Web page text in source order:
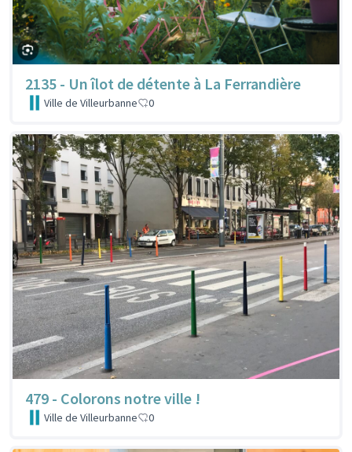
2135 - Un îlot de détente à La Ferrandière
Ville de Villeurbanne 0
479 - Colorons notre ville !
Ville de Villeurbanne 0